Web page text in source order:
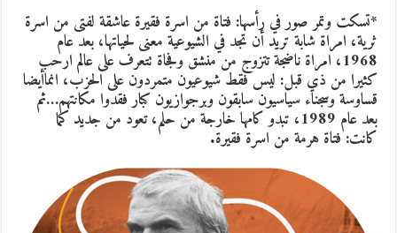
*تسكت وتمر صور في رأسها: فتاة من اسرة فقيرة عاشقة لفتى من اسرة
ثرية، امراة شابة تريد أن تجد في الشيوعية معنى لحياتها، بعد عام
1968، امراة ناضجة تتزوج من منشق وفجاة تتعرف على عالم ارحب
كثيرا من ذي قبل: ليس فقط شيوعيون متمردون على الحزب، انماأيضا
قساوسة وسجناء سياسيون سابقون وبرجوازيون كبار فقدوا مكانتهم…ثم
بعد عام 1989، تبدو كامها خارجة من حلم، تعود من جديد كما
كانت: فتاة هرمة من اسرة فقيرة.